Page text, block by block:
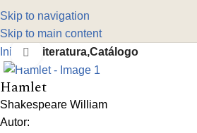
Skip to navigation
Skip to main content
Inicio Literatura,Catálogo
Click to enlarge
Hamlet
Shakespeare William
Autor: